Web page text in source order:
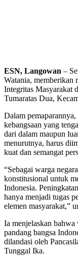
ESN, Langowan –
Watania, memberikan
Integritas Masyarakat
Tumaratas Dua,
Dalam
kebangsaan yang
dari dalam maupun
menurutnya, harus
kuat dan semangat
“Sebagai warga
konstitusional untuk
Indonesia.
hanya menjadi tugas
elemen masyarakat,”
Ia menjelaskan bahwa
pandang bangsa
dilandasi oleh
Tunggal Ika.